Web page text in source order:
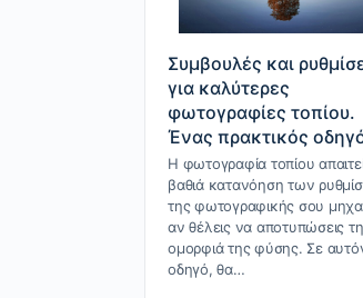
Συμβουλές και
για καλύτερες
φωτογραφίες τοπίου.
Ένας πρακτικός
Η φωτογραφία τοπίου
βαθιά κατανόηση των
της φωτογραφικής σου
αν θέλεις να αποτυπώσεις
ομορφιά της φύσης. Σε
οδηγό, θα…